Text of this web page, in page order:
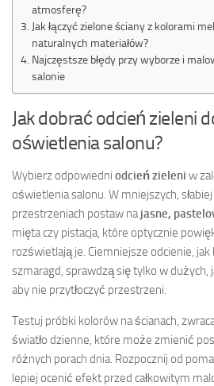
atmosferę?
Jak łączyć zielone ściany z kolorami
naturalnych materiałów?
Najczęstsze błędy przy wyborze i
salonie
Jak dobrać odcień zieleni
oświetlenia salonu?
Wybierz odpowiedni odcień zieleni w
oświetlenia salonu. W mniejszych,
przestrzeniach postaw na jasne,
mięta czy pistacja, które optycznie
rozświetlają je. Ciemniejsze odcienie,
szmaragd, sprawdzą się tylko w dużych,
aby nie przytłoczyć przestrzeni.
Testuj próbki kolorów na ścianach,
światło dzienne, które może zmienić
różnych porach dnia. Rozpocznij od
lepiej ocenić efekt przed całkowitym